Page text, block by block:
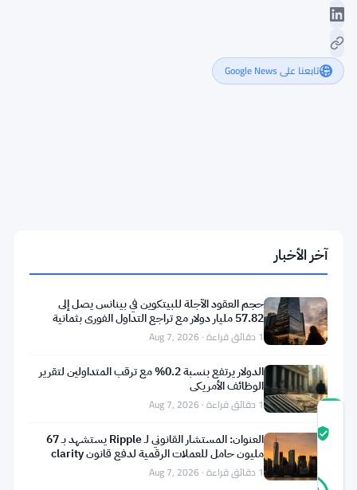
تابعنا على Google News
ماسك
مشرعاً
لمشروع
قانون
ثقة
المجتمع
موثّق
موثّق
32
آخر الأخبار
حجم العقود الآجلة للبيتكوين في بينانس يصل إلى
57.82 مليار دولار مع تراجع التداول الفوري بثمانية
أضعاف1 دقائق قراءة · Aug 7, 2026
الدولار يرتفع بنسبة 0.2% مع ترقب المتداولين لتقرير
الوظائف الأمريكي
1 دقائق قراءة · Aug 7, 2026
العنوان: المستشار القانوني لـ Ripple يستشهد بـ 67
مليون حامل للعملات الرقمية لدفع قانون clarity
1 دقائق قراءة · Aug 7, 2026